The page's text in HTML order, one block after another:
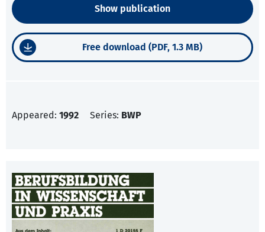
Show publication
Free download (PDF, 1.3 MB)
Appeared: 1992 Series: BWP